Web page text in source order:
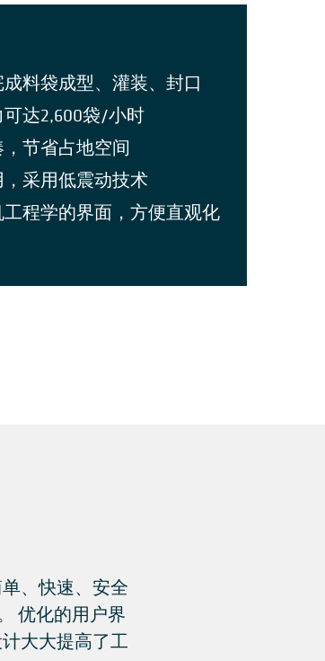
料袋成型、灌装、封口
达2,600袋/小时
节省占地空间
采用低震动技术
程学的界面，方便直观化
、快速、安全
优化的用户界
大大提高了工